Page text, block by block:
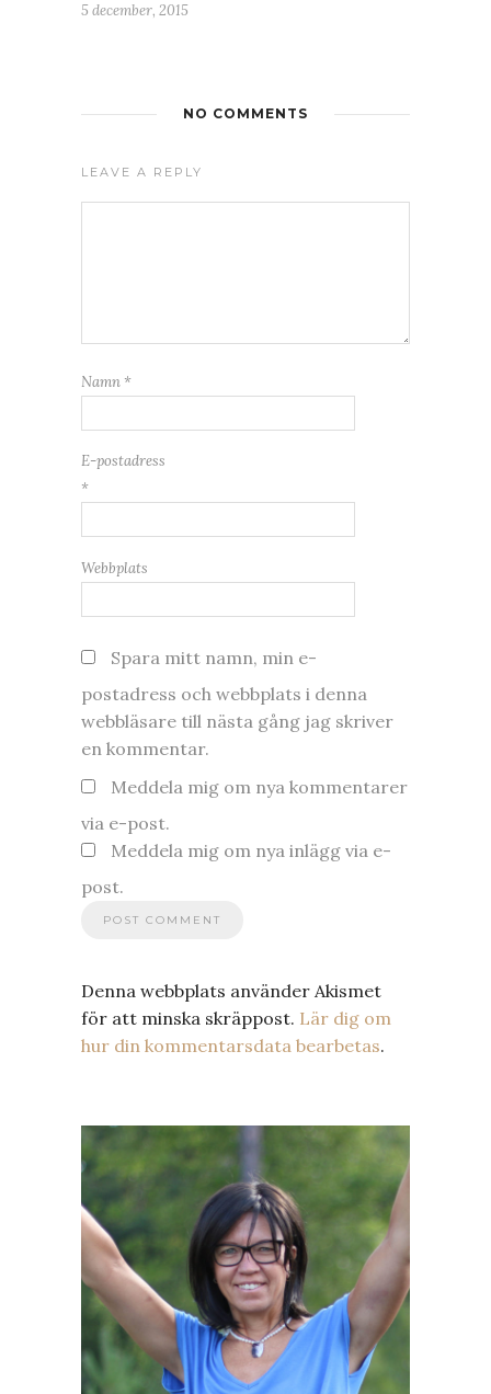
5 december, 2015
NO COMMENTS
LEAVE A REPLY
Namn *
E-postadress
*
Webbplats
Spara mitt namn, min e-
postadress och webbplats i denna
webbläsare till nästa gång jag skriver
en kommentar.
Meddela mig om nya kommentarer
via e-post.
Meddela mig om nya inlägg via e-
post.
Denna webbplats använder Akismet
för att minska skräppost. Lär dig om
hur din kommentarsdata bearbetas.